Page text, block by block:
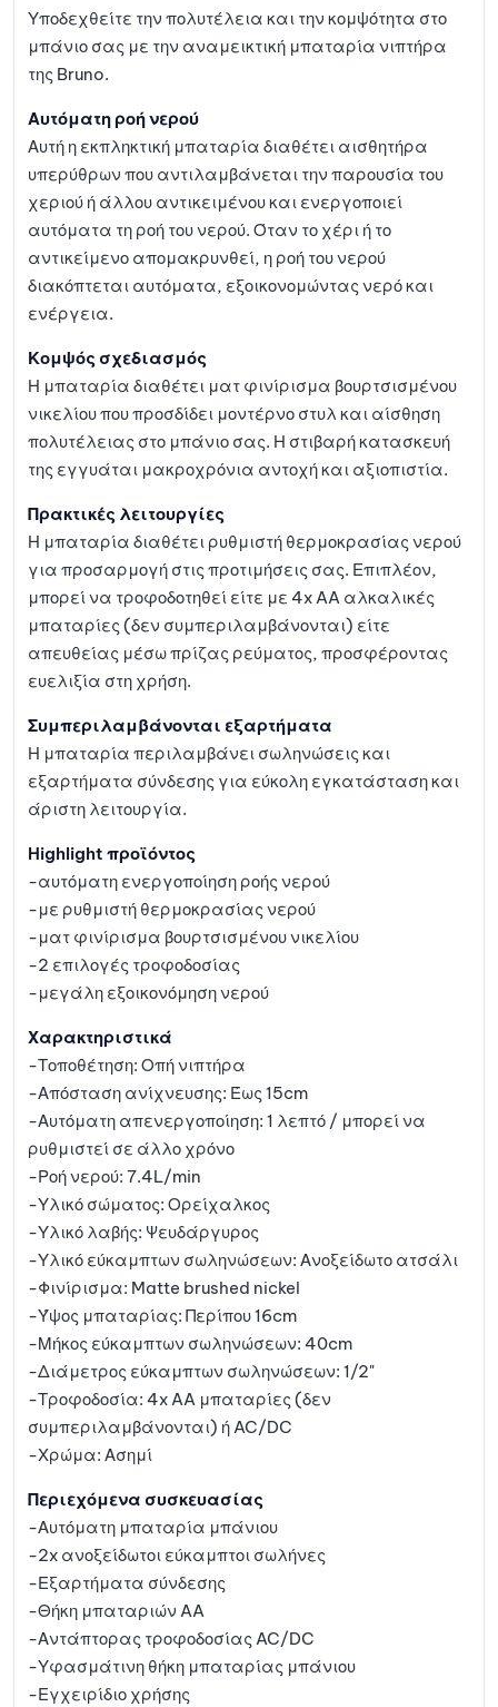
μένων
Υποδεχθείτε την πολυτέλεια και την κομψότητα στο
μπάνιο σας με την αναμεικτική μπαταρία νιπτήρα
της Bruno.
Αυτόματη ροή νερού
Αυτή η εκπληκτική μπαταρία διαθέτει αισθητήρα
υπερύθρων που αντιλαμβάνεται την παρουσία του
χεριού ή άλλου αντικειμένου και ενεργοποιεί
αυτόματα τη ροή του νερού. Όταν το χέρι ή το
αντικείμενο απομακρυνθεί, η ροή του νερού
διακόπτεται αυτόματα, εξοικονομώντας νερό και
ενέργεια.
Κομψός σχεδιασμός
Η μπαταρία διαθέτει ματ φινίρισμα βουρτσισμένου
νικελίου που προσδίδει μοντέρνο στυλ και αίσθηση
πολυτέλειας στο μπάνιο σας. Η στιβαρή κατασκευή
της εγγυάται μακροχρόνια αντοχή και αξιοπιστία.
Πρακτικές λειτουργίες
Η μπαταρία διαθέτει ρυθμιστή θερμοκρασίας νερού
για προσαρμογή στις προτιμήσεις σας. Επιπλέον,
μπορεί να τροφοδοτηθεί είτε με 4x AA αλκαλικές
μπαταρίες (δεν συμπεριλαμβάνονται) είτε
απευθείας μέσω πρίζας ρεύματος, προσφέροντας
ευελιξία στη χρήση.
Συμπεριλαμβάνονται εξαρτήματα
Η μπαταρία περιλαμβάνει σωληνώσεις και
εξαρτήματα σύνδεσης για εύκολη εγκατάσταση και
άριστη λειτουργία.
Highlight προϊόντος
-αυτόματη ενεργοποίηση ροής νερού
-με ρυθμιστή θερμοκρασίας νερού
-ματ φινίρισμα βουρτσισμένου νικελίου
-2 επιλογές τροφοδοσίας
-μεγάλη εξοικονόμηση νερού
Χαρακτηριστικά
-Τοποθέτηση: Οπή νιπτήρα
-Απόσταση ανίχνευσης: Έως 15cm
-Αυτόματη απενεργοποίηση: 1 λεπτό / μπορεί να
ρυθμιστεί σε άλλο χρόνο
-Ροή νερού: 7.4L/min
-Υλικό σώματος: Ορείχαλκος
-Υλικό λαβής: Ψευδάργυρος
-Υλικό εύκαμπτων σωληνώσεων: Ανοξείδωτο ατσάλι
-Φινίρισμα: Matte brushed nickel
-Ύψος μπαταρίας: Περίπου 16cm
-Μήκος εύκαμπτων σωληνώσεων: 40cm
-Διάμετρος εύκαμπτων σωληνώσεων: 1/2"
-Τροφοδοσία: 4x AA μπαταρίες (δεν
συμπεριλαμβάνονται) ή AC/DC
-Χρώμα: Ασημί
Περιεχόμενα συσκευασίας
-Αυτόματη μπαταρία μπάνιου
-2x ανοξείδωτοι εύκαμπτοι σωλήνες
-Εξαρτήματα σύνδεσης
-Θήκη μπαταριών AA
-Αντάπτορας τροφοδοσίας AC/DC
-Υφασμάτινη θήκη μπαταρίας μπάνιου
-Εγχειρίδιο χρήσης